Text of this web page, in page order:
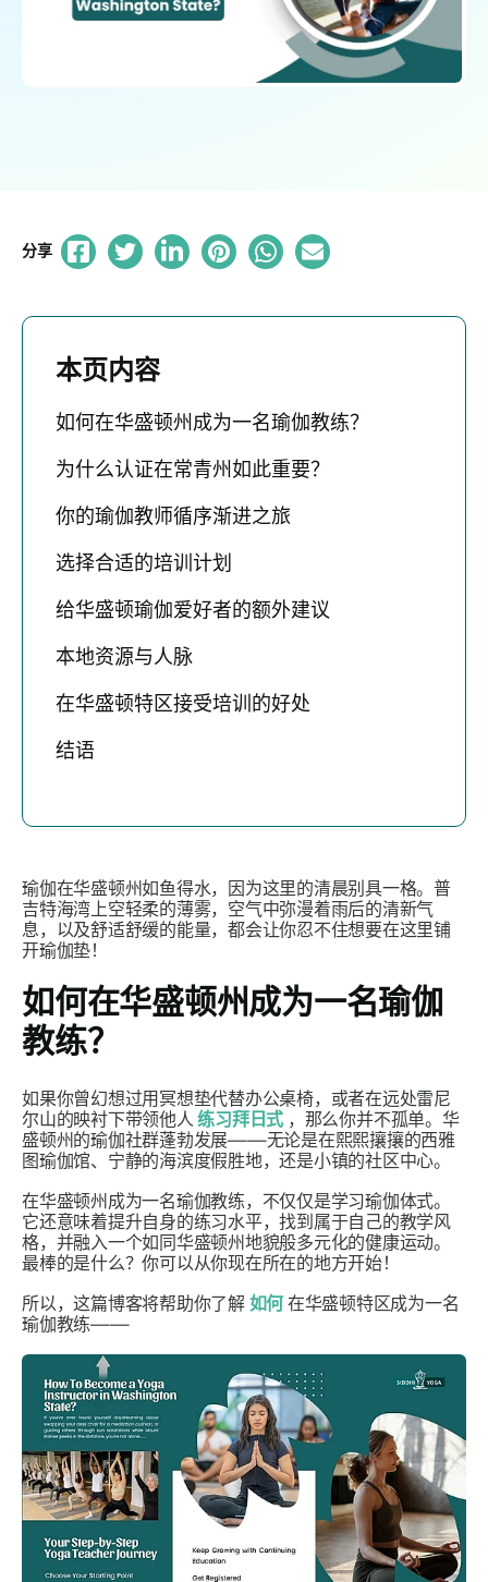
分享
本页内容
如何在华盛顿州成为一名瑜伽教练？
为什么认证在常青州如此重要？
你的瑜伽教师循序渐进之旅
选择合适的培训计划
给华盛顿瑜伽爱好者的额外建议
本地资源与人脉
在华盛顿特区接受培训的好处
结语
瑜伽在华盛顿州如鱼得水，因为这里的清晨别具一格。普
吉特海湾上空轻柔的薄雾，空气中弥漫着雨后的清新气
息，以及舒适舒缓的能量，都会让你忍不住想要在这里铺
开瑜伽垫！
如何在华盛顿州成为一名瑜伽
教练？
如果你曾幻想过用冥想垫代替办公桌椅，或者在远处雷尼
尔山的映衬下带领他人练习拜日式 ，那么你并不孤单。华
盛顿州的瑜伽社群蓬勃发展——无论是在熙熙攘攘的西雅
图瑜伽馆、宁静的海滨度假胜地，还是小镇的社区中心。
在华盛顿州成为一名瑜伽教练，不仅仅是学习瑜伽体式。
它还意味着提升自身的练习水平，找到属于自己的教学风
格，并融入一个如同华盛顿州地貌般多元化的健康运动。
最棒的是什么？你可以从你现在所在的地方开始！
所以，这篇博客将帮助你了解 如何 在华盛顿特区成为一名
瑜伽教练——